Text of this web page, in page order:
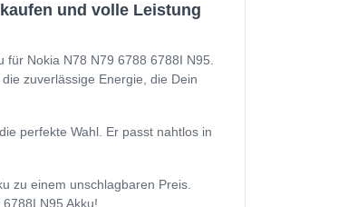
und volle Leistung
Nokia N78 N79 6788 6788I N95.
zuverlässige Energie, die Dein
perfekte Wahl. Er passt nahtlos in
zu einem unschlagbaren Preis.
N95 Akku!